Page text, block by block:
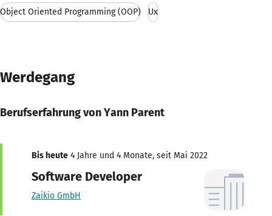
Object Oriented Programming (OOP) Ux
Werdegang
Berufserfahrung von Yann Parent
Bis heute 4 Jahre und 4 Monate, seit Mai 2022
Software Developer
Zaikio GmbH